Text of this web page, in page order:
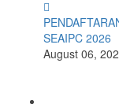
SEAIPC 2026
August 06,